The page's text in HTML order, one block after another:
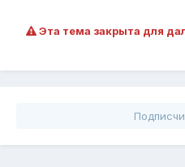
Эта тема закрыта для